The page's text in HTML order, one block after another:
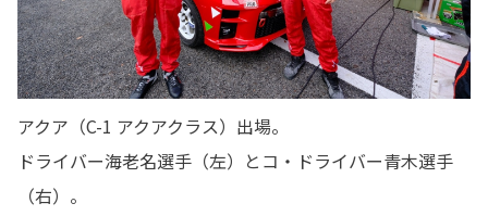
アクア（C-1 アクアクラス）出場。
ドライバー海老名選手（左）とコ・ドライバー青木選手
（右）。